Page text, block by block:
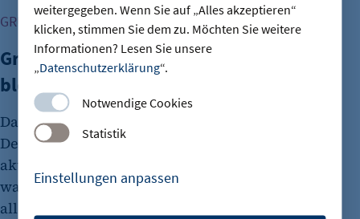
weitergegeben. Wenn Sie auf „Alles akzeptieren“
klicken, stimmen Sie dem zu. Möchten Sie weitere
Informationen? Lesen Sie unsere
„Datenschutzerklärung“.
Notwendige Cookies
Statistik
Einstellungen anpassen
GRÜNDUNG
Gründungszahlen steigen, Bürokratie
bleibt größte Hürde
Das Interesse an Unternehmensgründungen in
Deutschland nimmt wieder zu. Dies zeigt der
aktuelle DIHK-Gründungsreport. Viele Menschen
wagen den Schritt in die Selbstständigkeit
allerdings aus wirtschaftlicher Unsicherheit.